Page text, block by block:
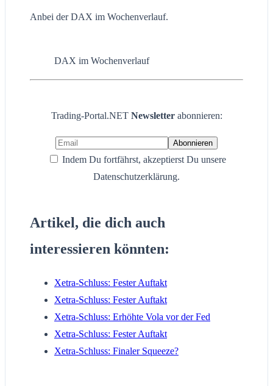
Anbei der DAX im Wochenverlauf.
DAX im Wochenverlauf
Trading-Portal.NET Newsletter abonnieren:
Indem Du fortfährst, akzeptierst Du unsere
Datenschutzerklärung.
Artikel, die dich auch
interessieren könnten:
Xetra-Schluss: Fester Auftakt
Xetra-Schluss: Fester Auftakt
Xetra-Schluss: Erhöhte Vola vor der Fed
Xetra-Schluss: Fester Auftakt
Xetra-Schluss: Finaler Squeeze?